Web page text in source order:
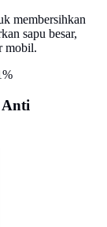
membersihkan
sapu besar,
mobil.
Anti